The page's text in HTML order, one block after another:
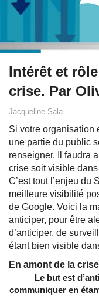
Intérêt et
crise. Par
Jacqueline Sala
Si votre organisation
une partie du public
renseigner. Il faudra
crise soit visible
C’est tout l’enjeu du
meilleure visibilité
de Google. Voici la
anticiper, pour être
d’anticiper, de
étant bien visible
En amont de la crise
Le but est
communiquer en